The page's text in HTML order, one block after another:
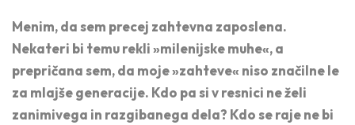
Menim, da sem precej zahtevna zaposlena.
Nekateri bi temu rekli »milenijske muhe«, a
prepričana sem, da moje »zahteve« niso značilne le
za mlajše generacije. Kdo pa si v resnici ne želi
zanimivega in razgibanega dela? Kdo se raje ne bi